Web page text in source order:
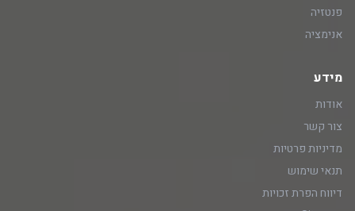
פנטזיה
אנימציה
מידע
אודות
צור קשר
מדיניות פרטיות
תנאי שימוש
דיווח הפרת זכויות